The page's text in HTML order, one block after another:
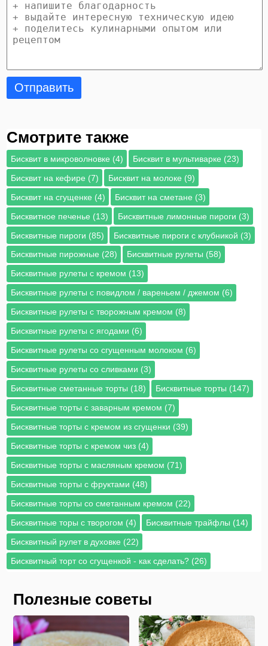
Отправить
Смотрите также
Бисквит в микроволновке (4)
Бисквит в мультиварке (23)
Бисквит на кефире (7)
Бисквит на молоке (9)
Бисквит на сгущенке (4)
Бисквит на сметане (3)
Бисквитное печенье (13)
Бисквитные лимонные пироги (3)
Бисквитные пироги (85)
Бисквитные пироги с клубникой (3)
Бисквитные пирожные (28)
Бисквитные рулеты (58)
Бисквитные рулеты с кремом (13)
Бисквитные рулеты с повидлом / вареньем / джемом (6)
Бисквитные рулеты с творожным кремом (8)
Бисквитные рулеты с ягодами (6)
Бисквитные рулеты со сгущенным молоком (6)
Бисквитные рулеты со сливками (3)
Бисквитные сметанные торты (18)
Бисквитные торты (147)
Бисквитные торты с заварным кремом (7)
Бисквитные торты с кремом из сгущенки (39)
Бисквитные торты с кремом чиз (4)
Бисквитные торты с масляным кремом (71)
Бисквитные торты с фруктами (48)
Бисквитные торты со сметанным кремом (22)
Бисквитные торы с творогом (4)
Бисквитные трайфлы (14)
Бисквитный рулет в духовке (22)
Бисквитный торт со сгущенкой - как сделать? (26)
Полезные советы